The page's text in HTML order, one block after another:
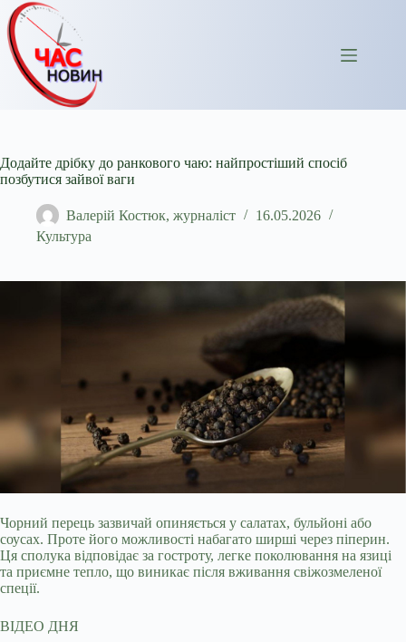
Перейти
до
вмісту
Додайте дрібку до ранкового чаю: найпростіший спосіб
позбутися зайвої ваги
Валерій Костюк, журналіст
16.05.2026
Культура
Чорний перець зазвичай опиняється у салатах, бульйоні або
соусах. Проте його можливості набагато ширші через піперин.
Ця сполука відповідає за гостроту, легке поколювання на язиці
та приємне тепло, що виникає після вживання свіжозмеленої
спеції.
ВІДЕО ДНЯ